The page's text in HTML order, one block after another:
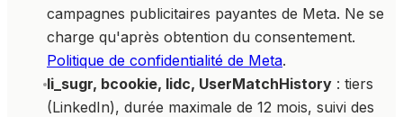
campagnes publicitaires payantes de Meta. Ne se
charge qu'après obtention du consentement.
Politique de confidentialité de Meta.
li_sugr, bcookie, lidc, UserMatchHistory : tiers
(LinkedIn), durée maximale de 12 mois, suivi des